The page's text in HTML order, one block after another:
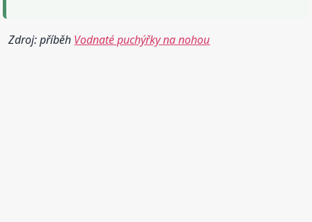
Zdroj: příběh Vodnaté puchýřky na nohou